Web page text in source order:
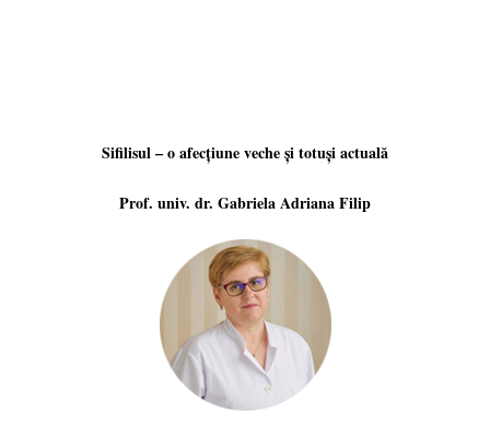
Sifilisul – o afecțiune veche și totuși actuală
Prof. univ. dr. Gabriela Adriana Filip